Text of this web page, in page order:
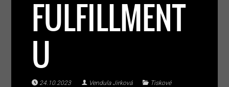
FULFILLMENT
U
24.10.2023 Vendula Jirková
Tiskové